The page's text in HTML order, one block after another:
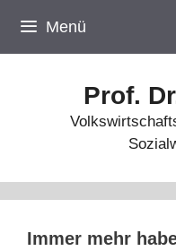
Inhalt
springen
Menü
Prof.
Immer mehr